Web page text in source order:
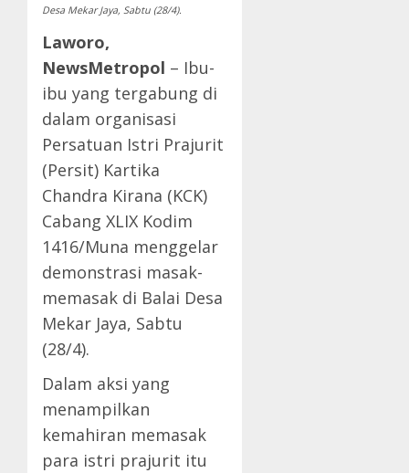
Desa Mekar Jaya, Sabtu (28/4).
Laworo,
NewsMetropol – Ibu-
ibu yang tergabung di
dalam organisasi
Persatuan Istri Prajurit
(Persit) Kartika
Chandra Kirana (KCK)
Cabang XLIX Kodim
1416/Muna menggelar
demonstrasi masak-
memasak di Balai Desa
Mekar Jaya, Sabtu
(28/4).
Dalam aksi yang
menampilkan
kemahiran memasak
para istri prajurit itu